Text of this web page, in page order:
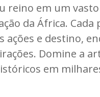
reino em um
da África. Cada
ações e destino,
Domine a
em